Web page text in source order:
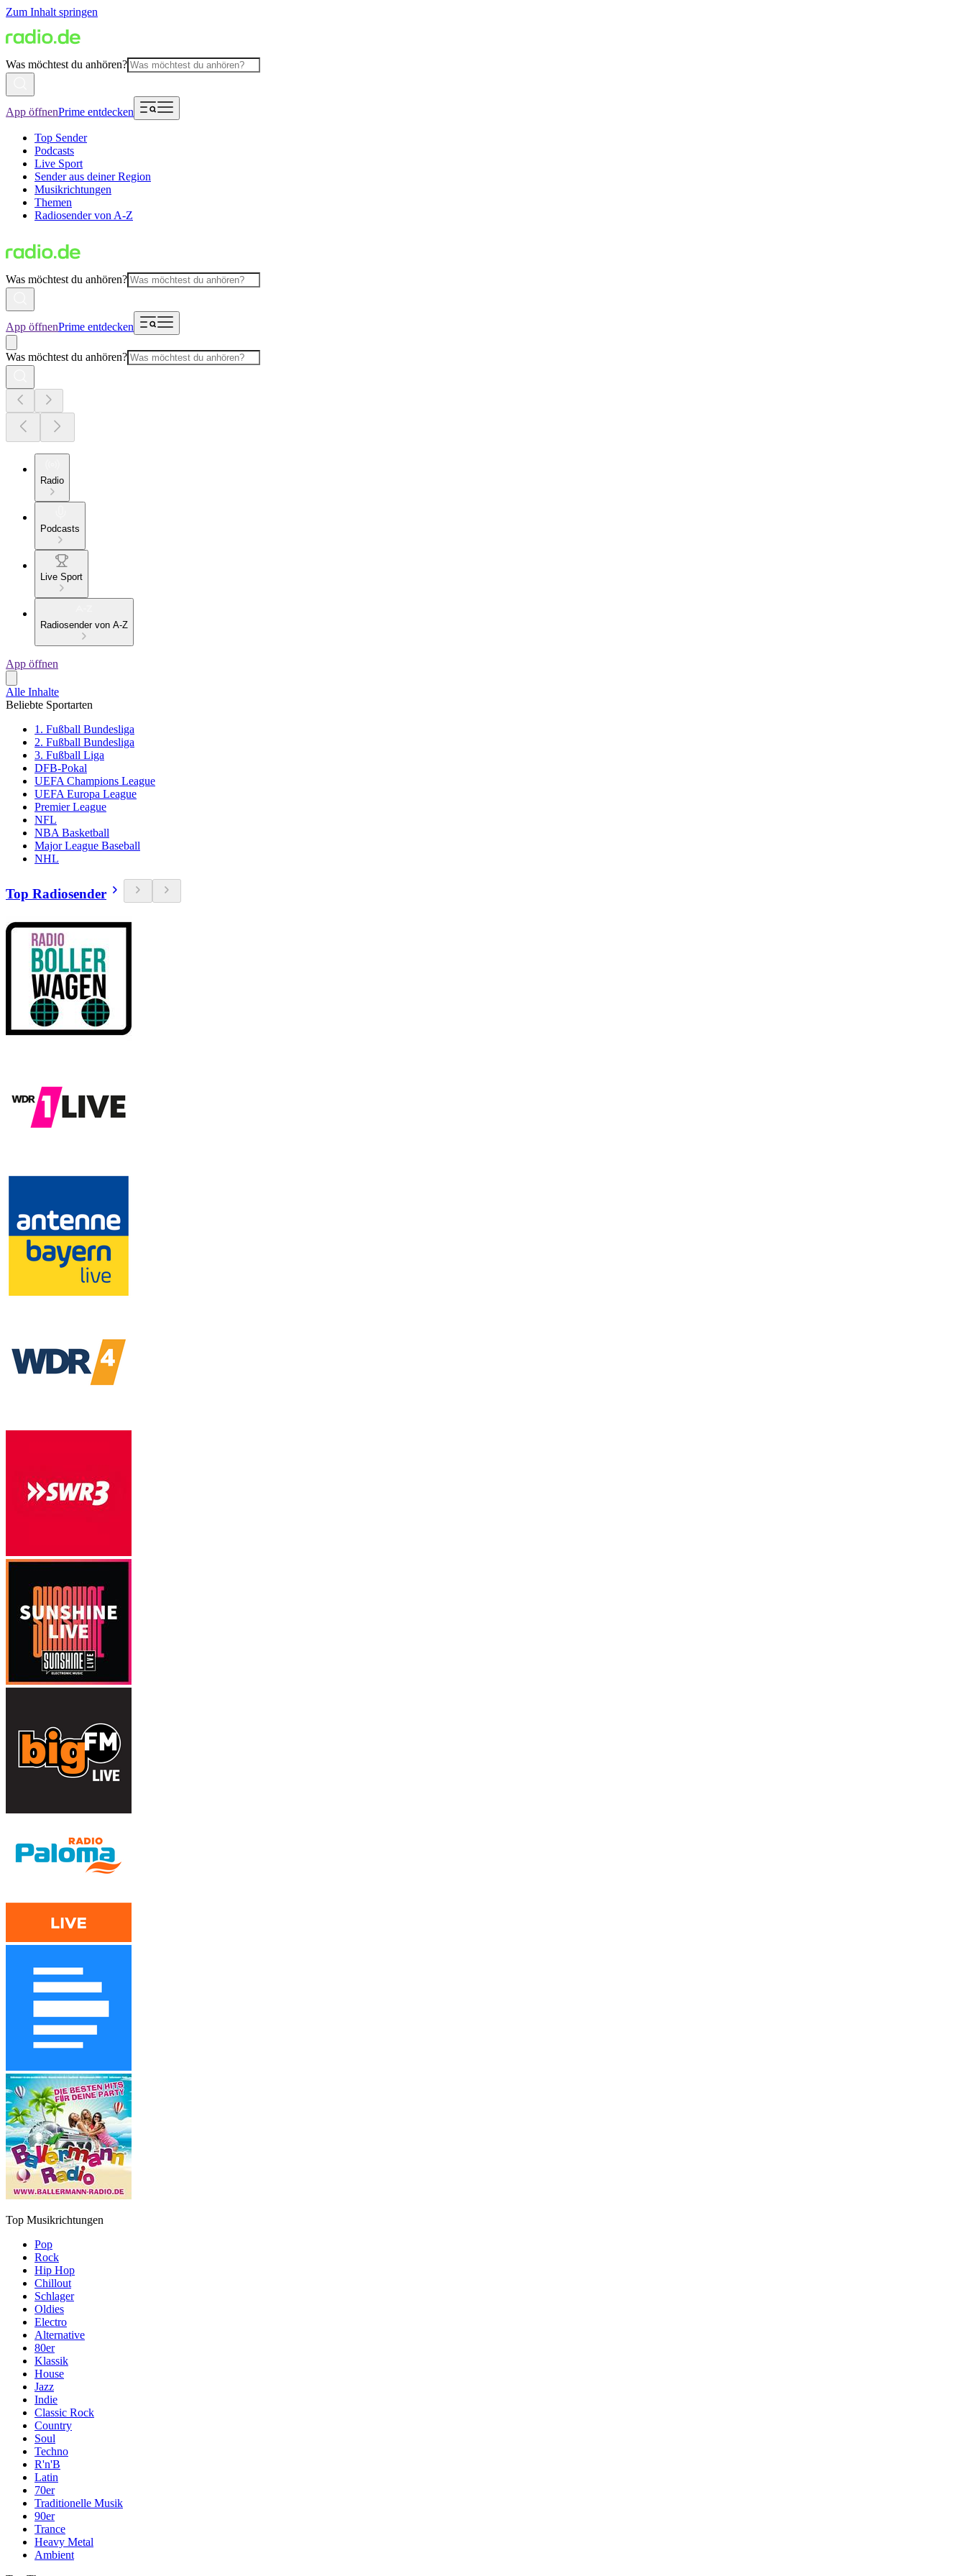
Zum Inhalt springen
Was möchtest du anhören?
App öffnenPrime entdecken
Top Sender
Podcasts
Live Sport
Sender aus deiner Region
Musikrichtungen
Themen
Radiosender von A-Z
Was möchtest du anhören?
App öffnenPrime entdecken
Was möchtest du anhören?
Radio
Podcasts
Live Sport
Radiosender von A-Z
App öffnen
Alle Inhalte
Beliebte Sportarten
1. Fußball Bundesliga
2. Fußball Bundesliga
3. Fußball Liga
DFB-Pokal
UEFA Champions League
UEFA Europa League
Premier League
NFL
NBA Basketball
Major League Baseball
NHL
Top Radiosender
Top Musikrichtungen
Pop
Rock
Hip Hop
Chillout
Schlager
Oldies
Electro
Alternative
80er
Klassik
House
Jazz
Indie
Classic Rock
Country
Soul
Techno
R'n'B
Latin
70er
Traditionelle Musik
90er
Trance
Heavy Metal
Ambient